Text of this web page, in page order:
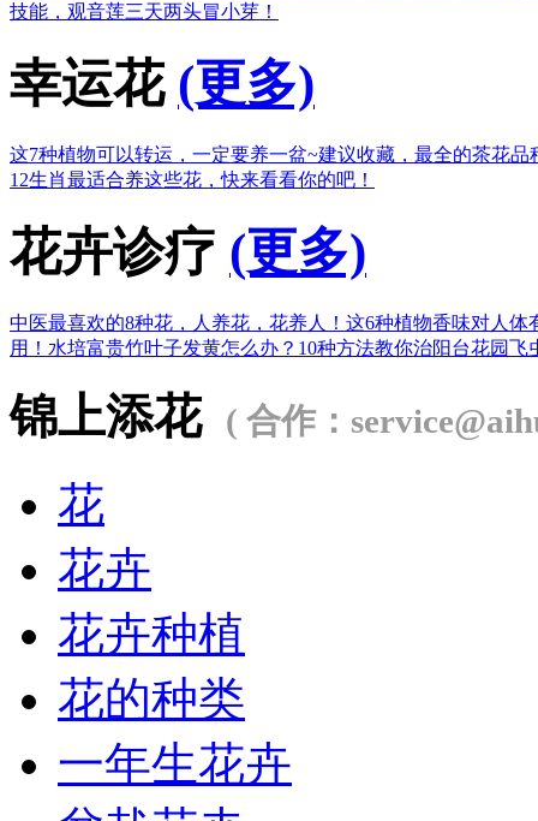
技能，观音莲三天两头冒小芽！
幸运花 (更多)
这7种植物可以转运，一定要养一盆~建议收藏，最全的茶花品
12生肖最适合养这些花，快来看看你的吧！
花卉诊疗 (更多)
中医最喜欢的8种花，人养花，花养人！ 这6种植物香味对人体
用！ 水培富贵竹叶子发黄怎么办？ 10种方法教你治阳台花园飞
锦上添花 ( 合作：
花
花卉
花卉种植
花的种类
一年生花卉